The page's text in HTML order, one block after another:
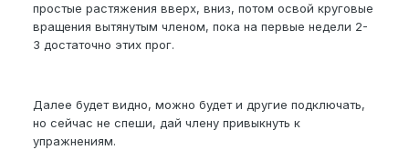
простые растяжения вверх, вниз, потом освой круговые
вращения вытянутым членом, пока на первые недели 2-
3 достаточно этих прог.
Далее будет видно, можно будет и другие подключать,
но сейчас не спеши, дай члену привыкнуть к
упражнениям.